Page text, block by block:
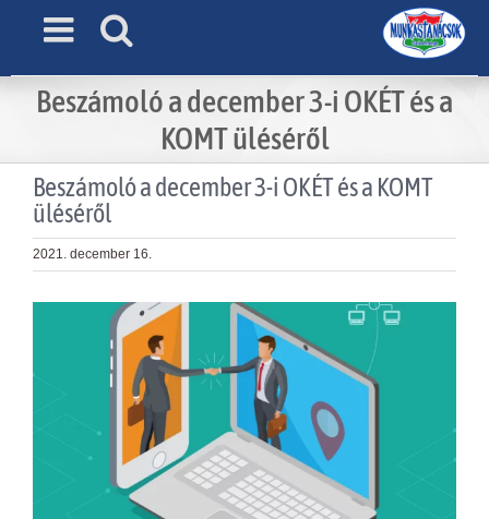
Beszámoló a december 3-i OKÉT és a
KOMT üléséről
Beszámoló a december 3-i OKÉT és a KOMT
üléséről
2021. december 16.